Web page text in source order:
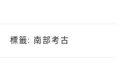
標籤: 南部考古